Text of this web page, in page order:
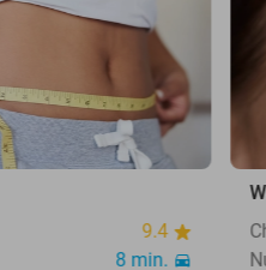
9.4
8 min.